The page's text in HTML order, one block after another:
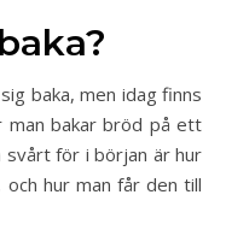
baka, men idag finns
man bakar bröd på ett
svårt för i början är hur
hur man får den till